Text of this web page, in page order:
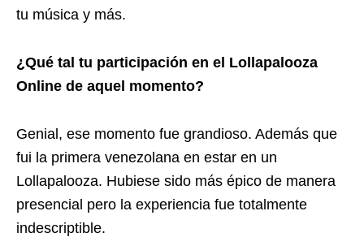
tu música y más.
¿Qué tal tu participación en el Lollapalooza
Online de aquel momento?
Genial, ese momento fue grandioso. Además que
fui la primera venezolana en estar en un
Lollapalooza. Hubiese sido más épico de manera
presencial pero la experiencia fue totalmente
indescriptible.